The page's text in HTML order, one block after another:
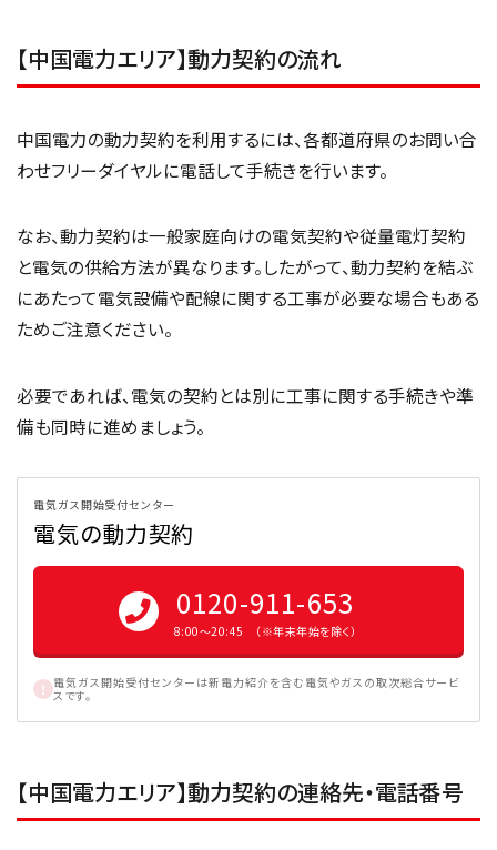
【中国電力エリア】動力契約の流れ
中国電力の動力契約を利用するには、各都道府県のお問い合
わせフリーダイヤルに電話して手続きを行います。
なお、動力契約は一般家庭向けの電気契約や従量電灯契約
と電気の供給方法が異なります。したがって、動力契約を結ぶ
にあたって電気設備や配線に関する工事が必要な場合もある
ためご注意ください。
必要であれば、電気の契約とは別に工事に関する手続きや準
備も同時に進めましょう。
電気ガス開始受付センター
電気の動力契約
0120-911-653
8:00〜20:45 （※年末年始を除く）
電気ガス開始受付センターは新電力紹介を含む電気やガスの取次総合サービ
スです。
【中国電力エリア】動力契約の連絡先・電話番号